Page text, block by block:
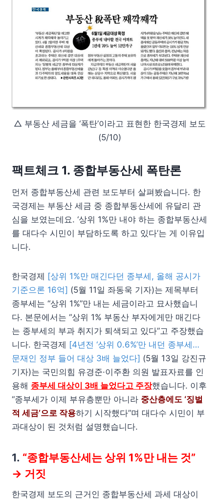
△ 부동산 세금을 ‘폭탄’이라고 표현한 한국경제 보도
(5/10)
팩트체크 1. 종합부동산세 폭탄론
먼저 종합부동산세 관련 보도부터 살펴봤습니다. 한
국경제는 부동산 세금 중 종합부동산세에 유달리 관
심을 보였는데요. ‘상위 1%만 내야 하는 종합부동산세
를 대다수 시민이 부담하도록 하고 있다’는 게 이유입
니다.
한국경제 [상위 1%만 매긴다던 종부세, 올해 공시가
기준으론 16억] (5월 11일 좌동욱 기자)는 제목부터
종부세는 “상위 1%”만 내는 세금이라고 묘사했습니
다. 본문에서는 “상위 1% 부동산 부자에게만 매긴다
는 종부세의 부과 취지가 퇴색되고 있다”고 주장했습
니다. 한국경제 [4년전 ‘상위 0.6%’만 내던 종부세…
문재인 정부 들어 대상 3배 늘었다] (5월 13일 강진규
기자)는 국민의힘 유경준·이주환 의원 발표자료를 인
용해 종부세 대상이 3배 늘었다고 주장했습니다. 이후
“종부세가 이제 부유층뿐만 아니라 중산층에도 ‘징벌
적 세금’으로 작용하기 시작했다”며 대다수 시민이 부
과대상이 된 것처럼 설명했습니다.
1. “종합부동산세는 상위 1%만 내는 것”
→ 거짓
한국경제 보도의 근거인 종합부동산세 과세 대상이